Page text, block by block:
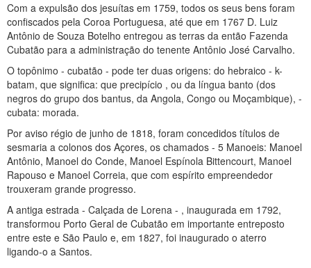
Com a expulsão dos jesuítas em 1759, todos os seus bens foram
confiscados pela Coroa Portuguesa, até que em 1767 D. Luiz
Antônio de Souza Botelho entregou as terras da então Fazenda
Cubatão para a administração do tenente Antônio José Carvalho.
O topônimo - cubatão - pode ter duas origens: do hebraico - k-
batam, que significa: que precipício , ou da língua banto (dos
negros do grupo dos bantus, da Angola, Congo ou Moçambique), -
cubata: morada.
Por aviso régio de junho de 1818, foram concedidos títulos de
sesmaria a colonos dos Açores, os chamados - 5 Manoeis: Manoel
Antônio, Manoel do Conde, Manoel Espínola Bittencourt, Manoel
Rapouso e Manoel Correia, que com espírito empreendedor
trouxeram grande progresso.
A antiga estrada - Calçada de Lorena - , inaugurada em 1792,
transformou Porto Geral de Cubatão em importante entreposto
entre este e São Paulo e, em 1827, foi inaugurado o aterro
ligando-o a Santos.